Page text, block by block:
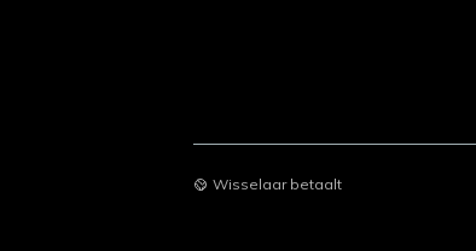
Wisselaar betaalt